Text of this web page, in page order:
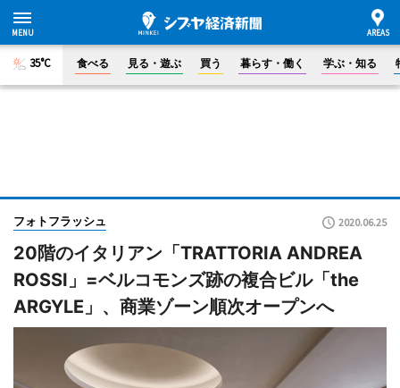
35°C 食べる 見る・遊ぶ 買う 暮らす・働く 学ぶ・知る
フォトフラッシュ 2020.06.25
20階のイタリアン「TRATTORIA ANDREA
ROSSI」=ベルコモンズ跡の複合ビル「the
ARGYLE」、商業ゾーン順次オープンへ